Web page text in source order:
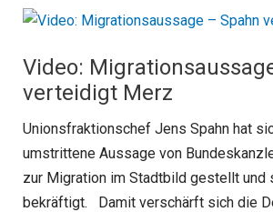
Video:
verteidigt Merz
Unionsfraktionschef Jens Spahn hat
umstrittene Aussage von
zur Migration im Stadtbild gestellt und
bekräftigt. Damit verschärft sich die